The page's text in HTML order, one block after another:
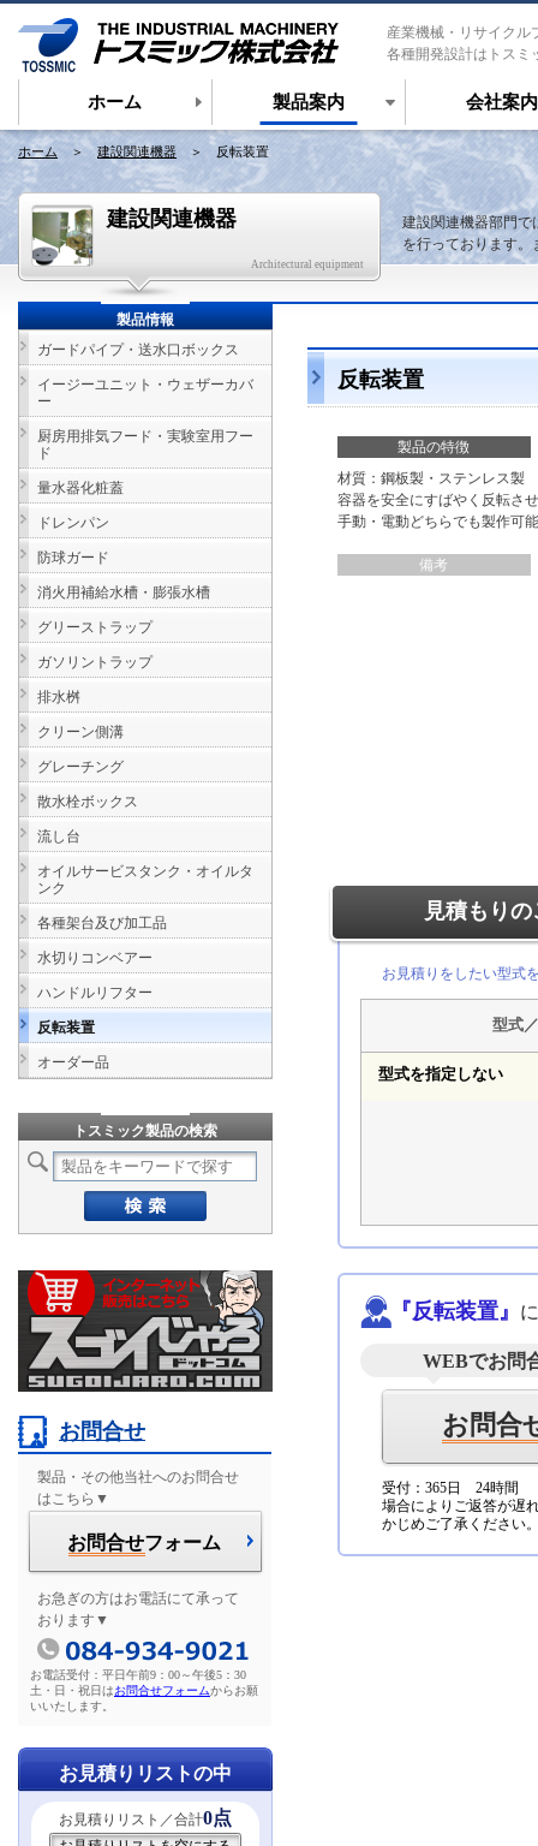
産業機械・リサイクル
各種開発設計はトスミ
ホーム 製品案内 会社案内
ホーム ＞ 建設関連機器 ＞ 反転装置
建設関連機器
Architectural equipment
建設関連機器部門で
を行っております
反転装置
製品の特徴
材質：鋼板製・ステンレス製
容器を安全にすばやく反転さ
手動・電動どちらでも製作可
備考
見積もり
お見積りをしたい型式
型式
型式を指定しない
『反転装置』
WEBでお問
お問合
受付：365日 24時間
場合によりご返答が遅
かじめご了承ください
製品情報
ガードパイプ・送水口ボックス
イージーユニット・ウェザーカバ
ー
厨房用排気フード・実験室用フー
ド
量水器化粧蓋
ドレンパン
防球ガード
消火用補給水槽・膨張水槽
グリーストラップ
ガソリントラップ
排水桝
クリーン側溝
グレーチング
散水栓ボックス
流し台
オイルサービスタンク・オイルタ
ンク
各種架台及び加工品
水切りコンベアー
ハンドルリフター
反転装置
オーダー品
トスミック製品の検索
お問合せ
製品・その他当社へのお問合せ
はこちら▼
お問合せフォーム
お急ぎの方はお電話にて承って
おります▼
お電話受付：平日午前9：00～午後5：30
土・日・祝日はお問合せフォームからお願
いいたします。
お見積りリストの中
お見積りリスト／合計0点